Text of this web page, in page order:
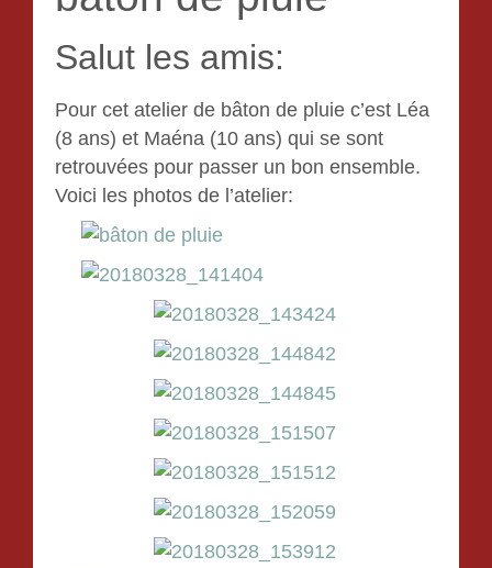
Salut les amis:
Pour cet atelier de bâton de pluie c’est Léa
(8 ans) et Maéna (10 ans) qui se sont
retrouvées pour passer un bon ensemble.
Voici les photos de l’atelier: